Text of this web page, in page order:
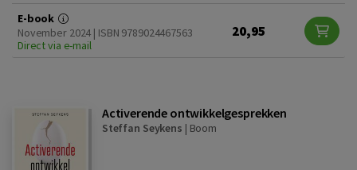
E-book
November 2024 | ISBN 9789024467563
Direct via e-mail
20,95
Activerende ontwikkelgesprekken
Steffan Seykens | Boom